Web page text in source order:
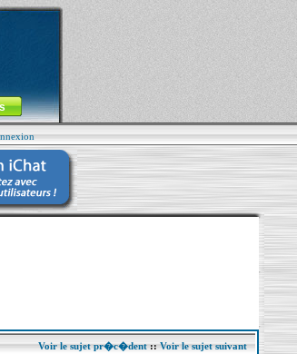
Voir le sujet pr�c�dent::Voir le sujet suivant